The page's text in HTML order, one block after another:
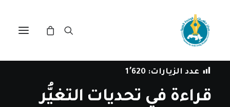
فيمقالات
عدد الزيارات: 1٬620
قراءة في تحديات التغيُّر